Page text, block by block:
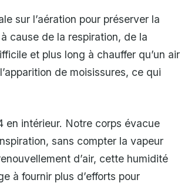
sur l’aération pour préserver la
cause de la respiration, de la
et plus long à chauffer qu’un air
de moisissures, ce qui
en intérieur. Notre corps évacue
sans compter la vapeur
d’air, cette humidité
à fournir plus d’efforts pour